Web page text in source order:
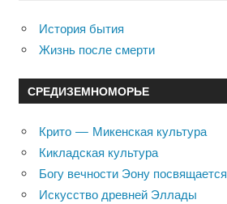
История бытия
Жизнь после смерти
СРЕДИЗЕМНОМОРЬЕ
Крито — Микенская культура
Кикладская культура
Богу вечности Эону посвящается
Искусство древней Эллады